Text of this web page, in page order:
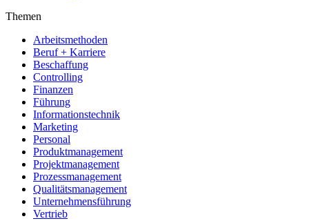
Themen
Arbeitsmethoden
Beruf + Karriere
Beschaffung
Controlling
Finanzen
Führung
Informationstechnik
Marketing
Personal
Produktmanagement
Projektmanagement
Prozessmanagement
Qualitätsmanagement
Unternehmensführung
Vertrieb